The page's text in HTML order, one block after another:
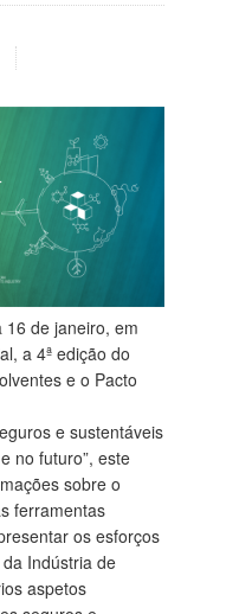
de janeiro, em
a 4ª edição do
e o Pacto
e sustentáveis
no futuro”, este
sobre o
ferramentas
os esforços
Indústria de
aspetos